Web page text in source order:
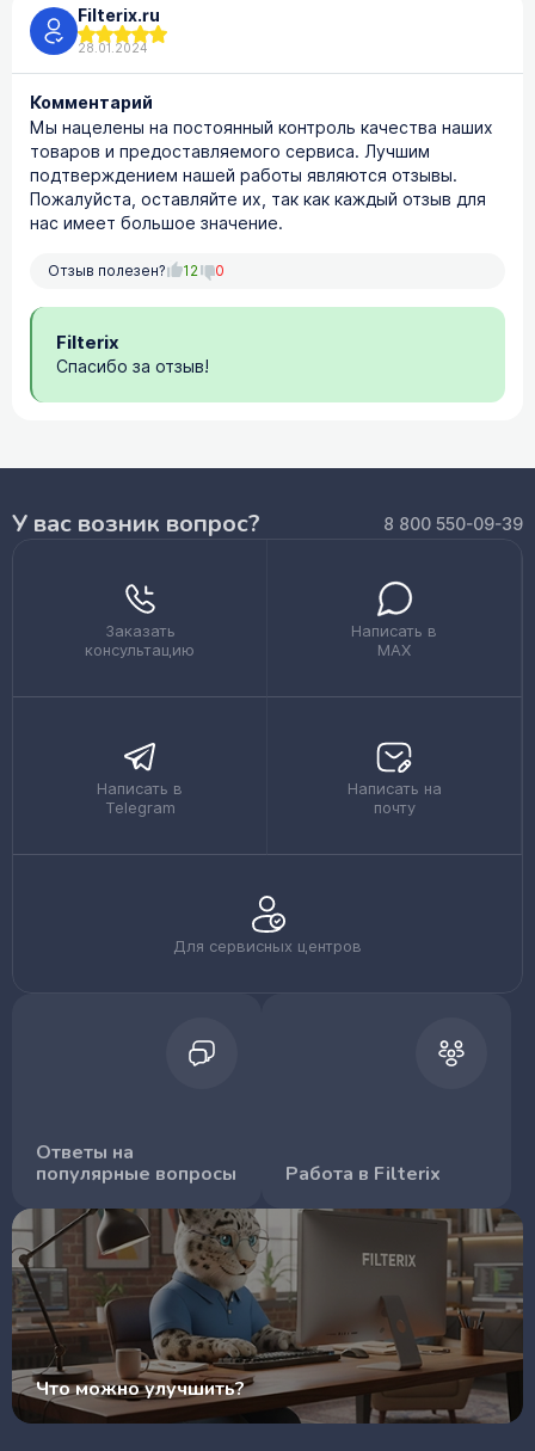
Filterix.ru
28.01.2024
Комментарий
Мы нацелены на постоянный контроль качества наших
товаров и предоставляемого сервиса. Лучшим
подтверждением нашей работы являются отзывы.
Пожалуйста, оставляйте их, так как каждый отзыв для
нас имеет большое значение.
Отзыв полезен? 12 0
Filterix
Спасибо за отзыв!
У вас возник вопрос? 8 800 550-09-39
Заказать
консультацию
Написать в
MAX
Написать в
Telegram
Написать на
почту
Для сервисных центров
Ответы на
популярные вопросы
Работа в Filterix
Что можно улучшить?